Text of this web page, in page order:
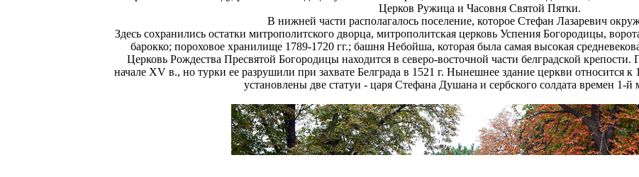
Церков Ружица и Часовня Святой Пятки.
В нижней части располагалось поселение, которое Стефан Лазаревич
Здесь сохранились остатки митрополитского дворца, митрополитская церковь Успения Богородицы,
барокко; пороховое хранилище 1789-1720 гг.; башня Небойша, которая была самая высокая
Церковь Рождества Пресвятой Богородицы находится в северо-восточной части белградской крепости.
начале XV в., но турки ее разрушили при захвате Белграда в 1521 г. Нынешнее здание церкви относится
установлены две статуи - царя Стефана Душана и сербского солдата времен 1-